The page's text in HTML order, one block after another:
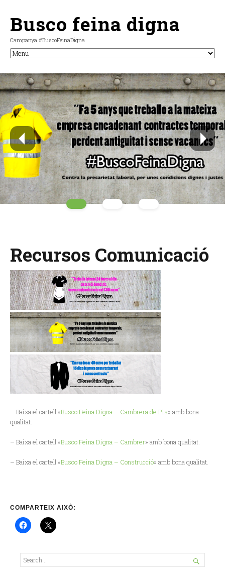
Busco feina digna
Campanya #BuscoFeinaDigna
Recursos Comunicació
– Baixa el cartell «Busco Feina Digna – Cambrera de Pis» amb bona
qualitat.
– Baixa el cartell «Busco Feina Digna – Cambrer» amb bona qualitat.
– Baixa el cartell «Busco Feina Digna – Construcció» amb bona qualitat.
COMPARTEIX AIXÒ:
SEARCH
FOR...
